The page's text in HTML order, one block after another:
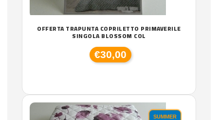
OFFERTA TRAPUNTA COPRILETTO PRIMAVERILE
SINGOLA BLOSSOM COL
€30,00
SUMMER